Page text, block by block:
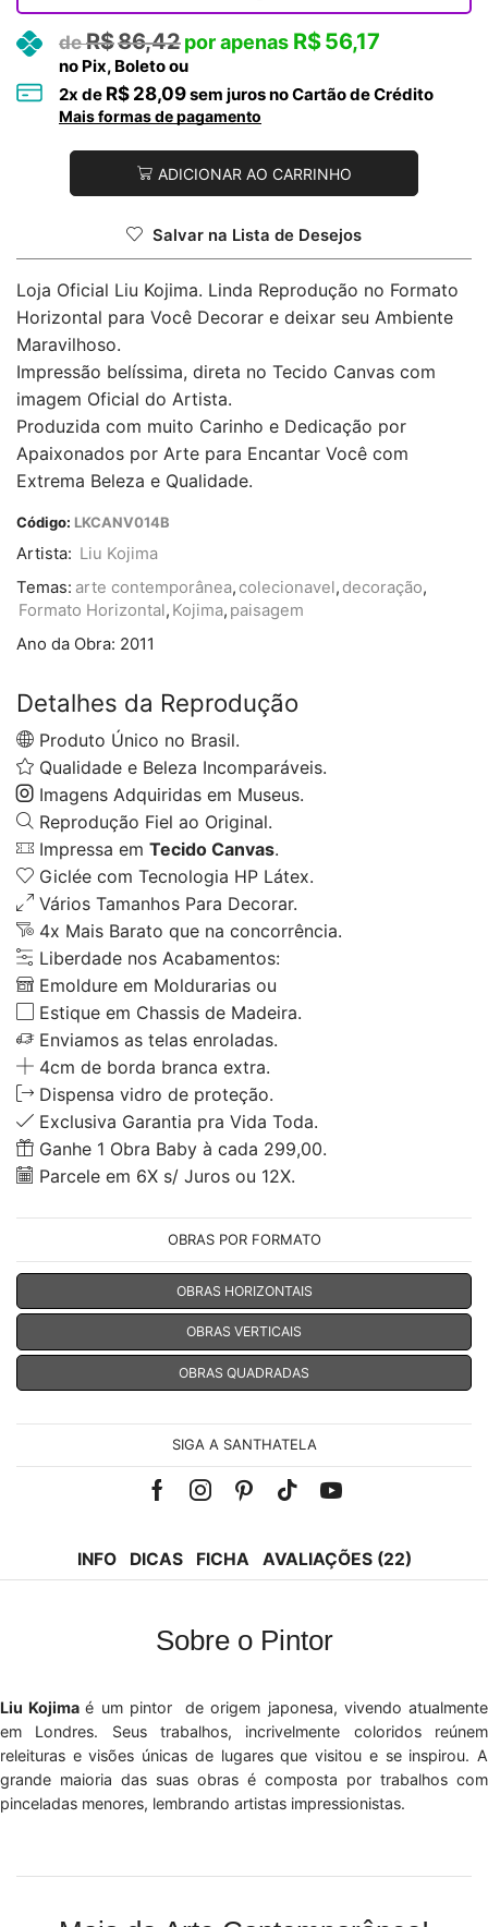
R$86,42 R$56,17
no Pix, Boleto ou
2x de R$ 28,09sem juros no Cartão de Crédito
Mais formas de pagamento
ADICIONAR AO CARRINHO
Salvar na Lista de Desejos
Loja Oficial Liu Kojima. Linda Reprodução no Formato
Horizontal para Você Decorar e deixar seu Ambiente
Maravilhoso.
Impressão belíssima, direta no Tecido Canvas com
imagem Oficial do Artista.
Produzida com muito Carinho e Dedicação por
Apaixonados por Arte para Encantar Você com
Extrema Beleza e Qualidade.
Código: LKCANV014B
Artista: Liu Kojima
Temas: arte contemporânea, colecionavel, decoração,
Formato Horizontal, Kojima, paisagem
Ano da Obra: 2011
Detalhes da Reprodução
Produto Único no Brasil.
Qualidade e Beleza Incomparáveis.
Imagens Adquiridas em Museus.
Reprodução Fiel ao Original.
Impressa em Tecido Canvas.
Giclée com Tecnologia HP Látex.
Vários Tamanhos Para Decorar.
4x Mais Barato que na concorrência.
Liberdade nos Acabamentos:
Emoldure em Moldurarias ou
Estique em Chassis de Madeira.
Enviamos as telas enroladas.
4cm de borda branca extra.
Dispensa vidro de proteção.
Exclusiva Garantia pra Vida Toda.
Ganhe 1 Obra Baby à cada 299,00.
Parcele em 6X s/ Juros ou 12X.
OBRAS POR FORMATO
OBRAS HORIZONTAIS
OBRAS VERTICAIS
OBRAS QUADRADAS
SIGA A SANTHATELA
Facebook
Instagram
Pinterest
Tik-Youtube
INFO DICAS FICHA AVALIAÇÕES (22)
Sobre o Pintor
Liu Kojimaé um pintor de origem japonesa, vivendo atualmente
em Londres. Seus trabalhos, incrivelmente coloridos reúnem
releituras e visões únicas de lugares que visitou e se inspirou. A
grande maioria das suas obras é composta por trabalhos com
pinceladas menores, lembrando artistas impressionistas.